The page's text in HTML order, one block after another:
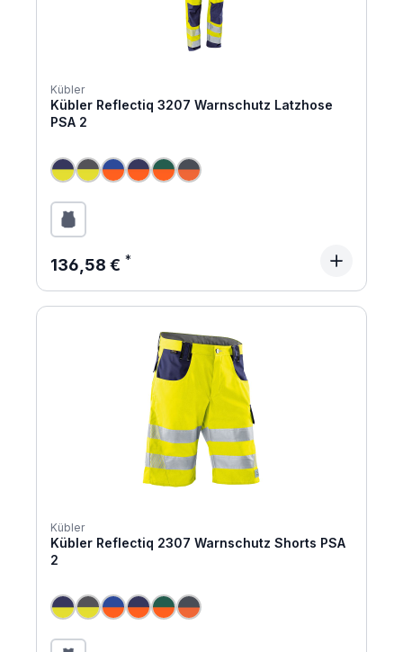
Kübler
Kübler Reflectiq 3207 Warnschutz Latzhose
PSA 2
Regulärer Preis:
136,58 €
Kübler
Kübler Reflectiq 2307 Warnschutz Shorts PSA
2